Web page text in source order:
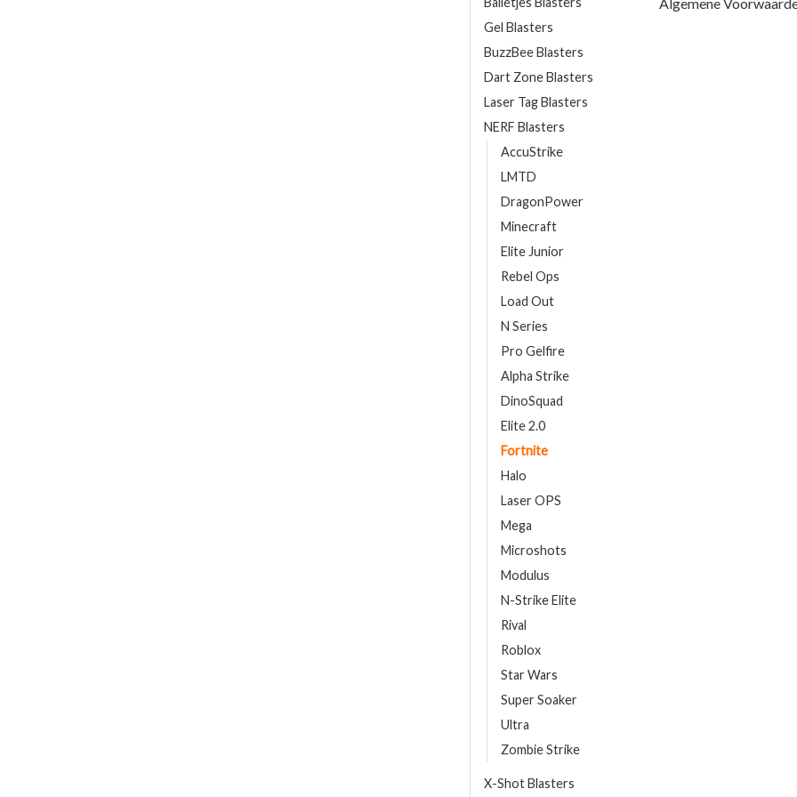
Gel Blasters
BuzzBee Blasters
Dart Zone Blasters
Laser Tag Blasters
NERF Blasters
AccuStrike
LMTD
DragonPower
Minecraft
Elite Junior
Rebel Ops
Load Out
N Series
Pro Gelfire
Alpha Strike
DinoSquad
Elite 2.0
Fortnite
Halo
Laser OPS
Mega
Microshots
Modulus
N-Strike Elite
Rival
Roblox
Star Wars
Super Soaker
Ultra
Zombie Strike
X-Shot Blasters